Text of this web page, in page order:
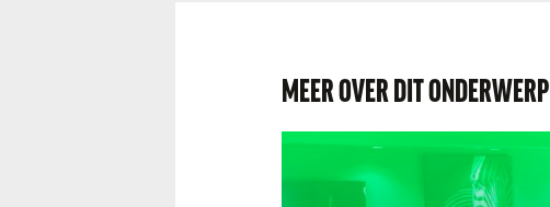
MEER OVER DIT ONDERWERP